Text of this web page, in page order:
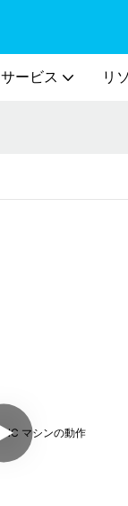
サービス リ